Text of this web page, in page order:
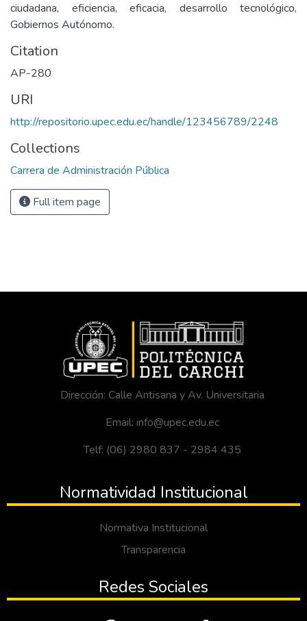
ciudadana, eficiencia, eficacia, desarrollo tecnológico,
Gobiernos Autónomo.
Citation
AP-280
URI
http://repositorio.upec.edu.ec/handle/123456789/2248
Collections
Carrera de Administración Pública
Full item page
Dirección: Calle Antisana y Av. Universitaria
Email: info@upec.edu.ec
Telf: (06) 2980 837 - 2984 435
Normatividad Institucional
Normativa Institucional
Transparencia
Redes Sociales